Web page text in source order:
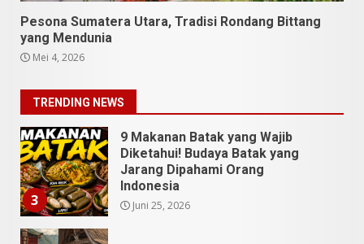
Pesona Sumatera Utara, Tradisi Rondang Bittang
yang Mendunia
Mei 4, 2026
TRENDING NEWS
3
4
Datu Batak: Misteri Tanah
Batak Terungkap!
Juni 11, 2026